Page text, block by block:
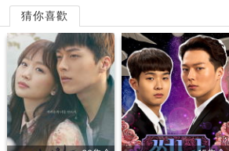
猜你喜歡